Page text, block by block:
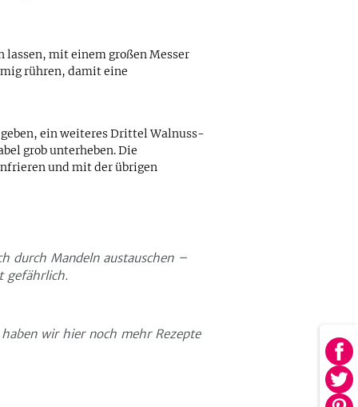
lassen, mit einem großen Messer
rühren, damit eine
ein weiteres Drittel Walnuss-
grob unterheben. Die
und mit der übrigen
durch Mandeln austauschen –
gefährlich.
wir hier noch mehr Rezepte